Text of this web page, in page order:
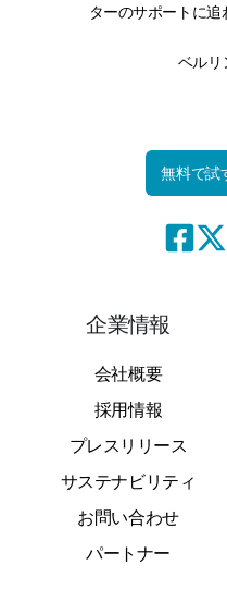
ターのサポートに追
ベルリ
無料で試
企業情報
会社概要
採用情報
プレスリリース
サステナビリティ
お問い合わせ
パートナー